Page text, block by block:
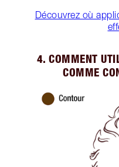
Découvrez où
4. COMMENT
COMME